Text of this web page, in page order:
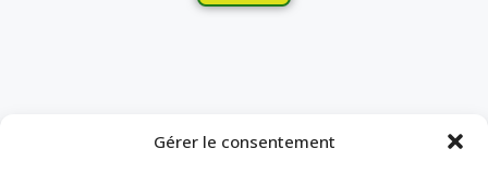
Gérer le consentement